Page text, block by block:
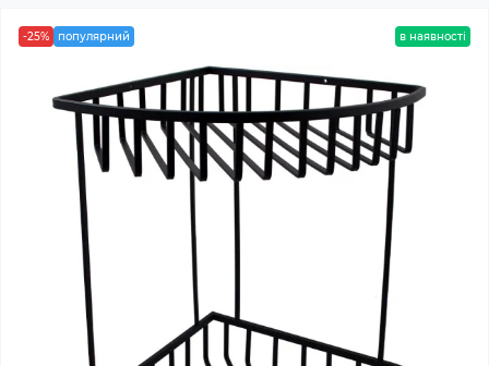
-25% популярний в наявності